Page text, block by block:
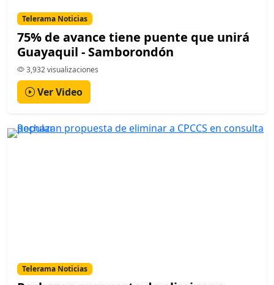
Telerama Noticias
75% de avance tiene puente que unirá
Guayaquil - Samborondón
3,932 visualizaciones
Ver Video
Telerama Noticias